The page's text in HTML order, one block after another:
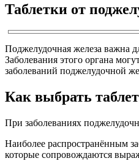
Таблетки от
Поджелудочная железа важна
Заболевания этого органа
заболеваний поджелудочной
Как выбрать
При заболеваниях
Наиболее распространённым
которые сопровождаются